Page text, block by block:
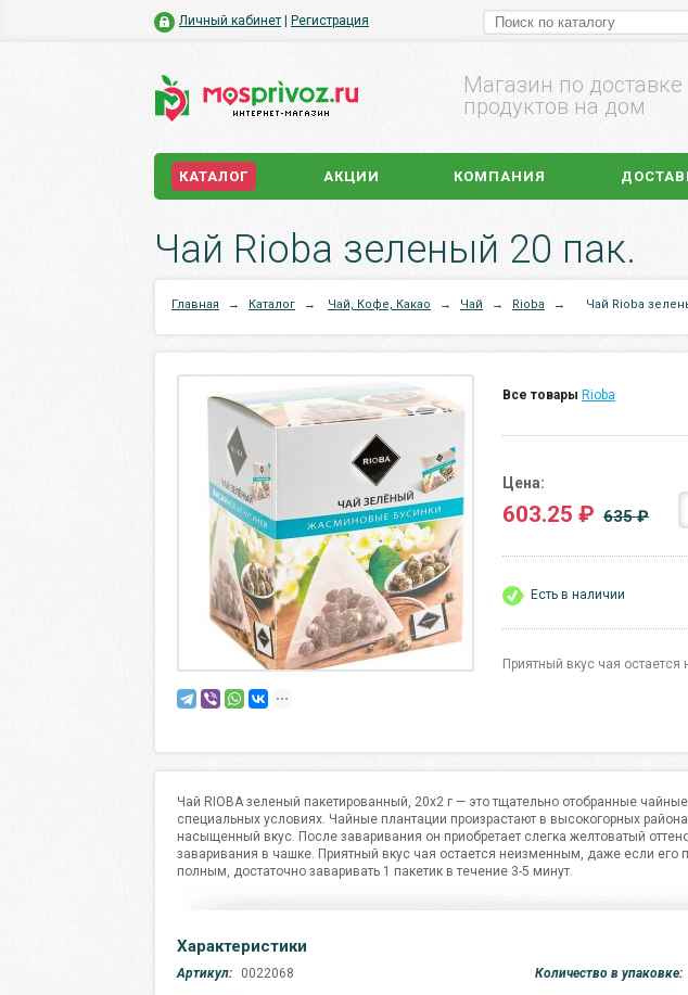
Личный кабинет Регистрация
Магазин по доставке
продуктов на дом
КАТАЛОГ АКЦИИ КОМПАНИЯ
Чай Rioba зеленый 20 пак.
Главная → Каталог → Чай, Кофе, Какао → Чай → Rioba → Чай Rioba
Все товары Rioba
Цена:
603.25 ₽ 635 ₽
Есть в наличии
Приятный вкус чая
Чай RIOBA зеленый пакетированный, 20х2 г — это тщательно отобранные
специальных условиях. Чайные плантации произрастают в высокогорных
насыщенный вкус. После заваривания он приобретает слегка желтоватый
заваривания в чашке. Приятный вкус чая остается неизменным, даже если
полным, достаточно заваривать 1 пакетик в течение 3-5 минут.
Характеристики
Артикул: 0022068 Количество в упаковке: